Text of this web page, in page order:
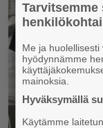
Me ja
hyödynnämme
mainoksia.
Hyväksymällä
Käytämme